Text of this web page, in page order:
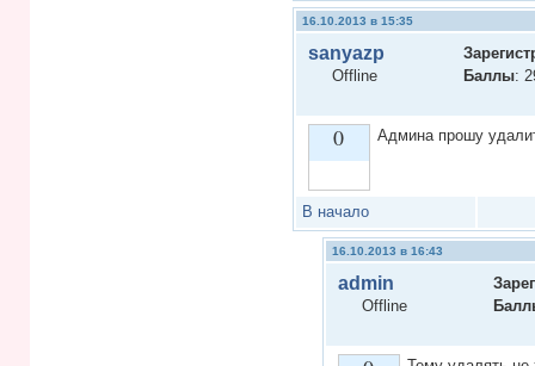
16.10.2013 в 15:35
sanyazp
Offline
Баллы:
0 Админа прошу
В начало
16.10.2013 в 16:43
admin
Offline